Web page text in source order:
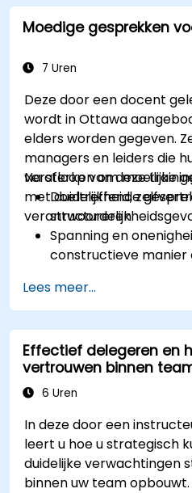
Teamafspraken en
implementatieplan
Moedige gesprekken
7 Uren
Deze door een docent
wordt in Ottawa
elders worden gegeven.
managers en leiders die
versterken om moeilijke
met duidelijkheid,
Na afloop van deze
Doeltreffende
structureren
Spanning en
constructieve manier
team vergroten
Onder druk toch
geven
Lees meer...
Effectief delegeren en
vertrouwen binnen
middenniveau
6 Uren
In deze door een
leert u hoe u strategisch
duidelijke verwachtingen
binnen uw team